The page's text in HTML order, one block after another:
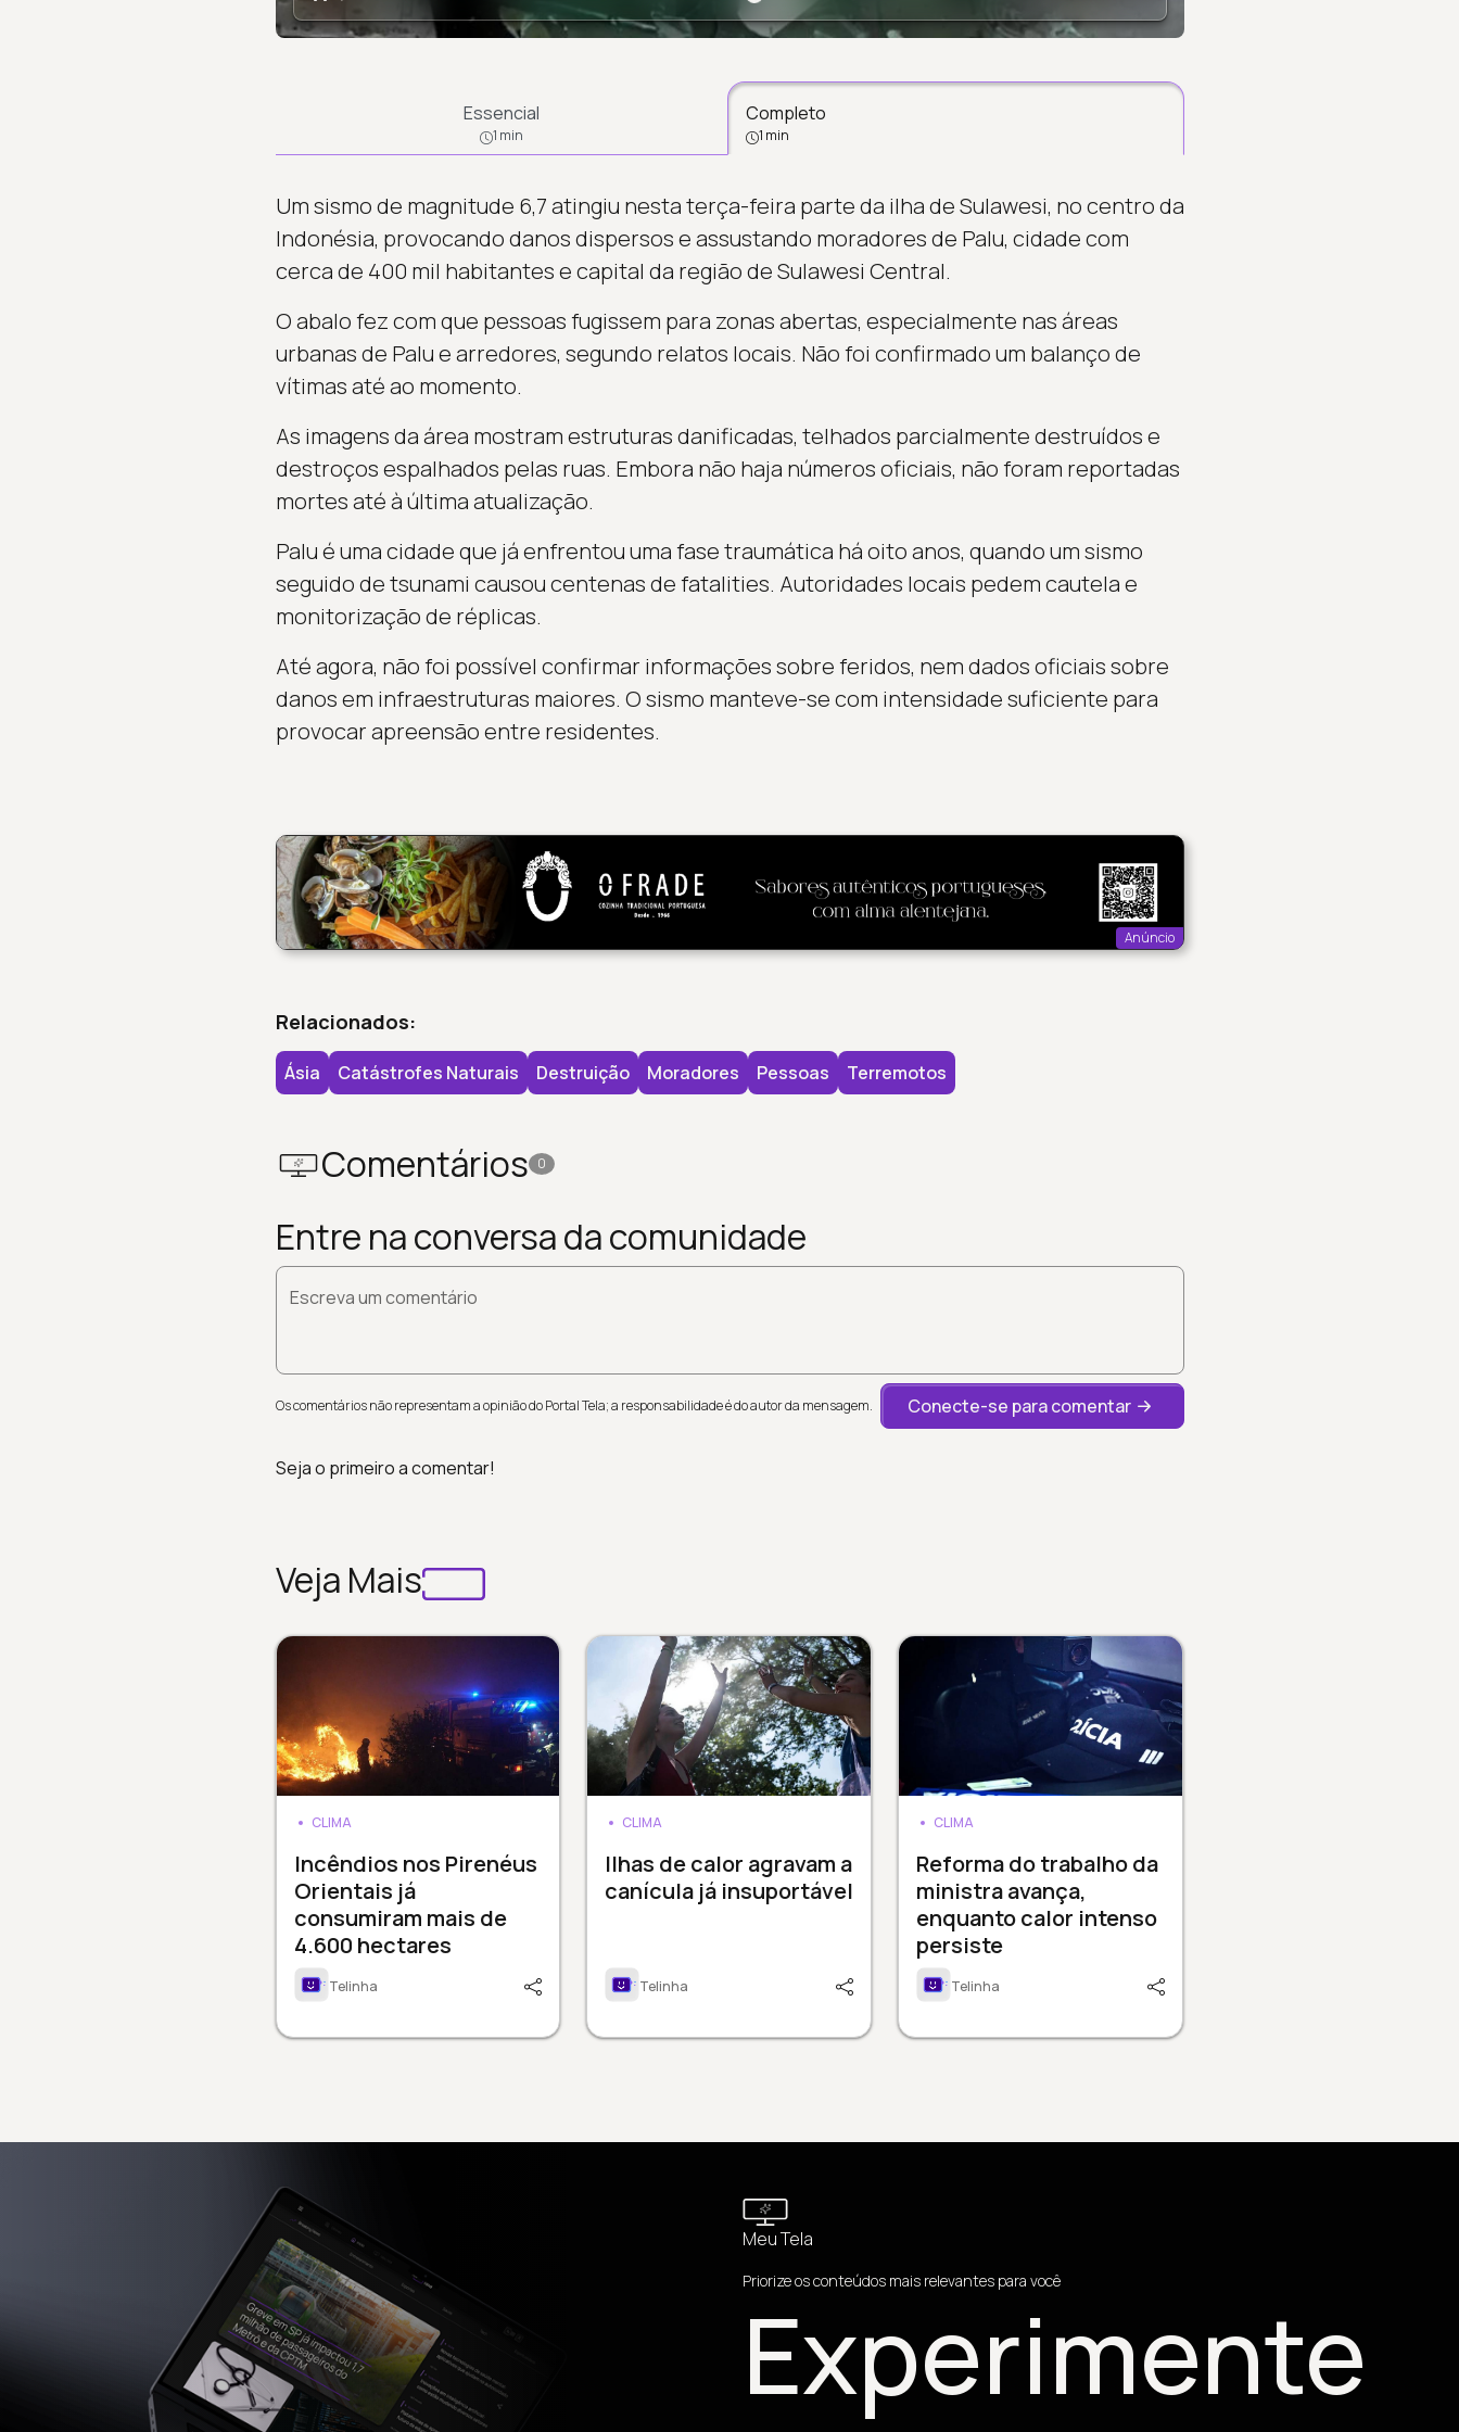
Essencial
1 min
Completo
1 min
Um sismo de magnitude 6,7 atingiu nesta terça-feira parte da ilha de Sulawesi, no centro da
Indonésia, provocando danos dispersos e assustando moradores de Palu, cidade com
cerca de 400 mil habitantes e capital da região de Sulawesi Central.
O abalo fez com que pessoas fugissem para zonas abertas, especialmente nas áreas
urbanas de Palu e arredores, segundo relatos locais. Não foi confirmado um balanço de
vítimas até ao momento.
As imagens da área mostram estruturas danificadas, telhados parcialmente destruídos e
destroços espalhados pelas ruas. Embora não haja números oficiais, não foram reportadas
mortes até à última atualização.
Palu é uma cidade que já enfrentou uma fase traumática há oito anos, quando um sismo
seguido de tsunami causou centenas de fatalities. Autoridades locais pedem cautela e
monitorização de réplicas.
Até agora, não foi possível confirmar informações sobre feridos, nem dados oficiais sobre
danos em infraestruturas maiores. O sismo manteve-se com intensidade suficiente para
provocar apreensão entre residentes.
Anúncio
Relacionados:
Ásia Catástrofes Naturais Destruição Moradores Pessoas Terremotos
Comentários 0
Entre na conversa da comunidade
Escreva um comentário
Os comentários não representam a opinião do Portal Tela; a responsabilidade é do autor da mensagem. Conecte-se para comentar
Seja o primeiro a comentar!
Veja Mais
CLIMA
Incêndios nos Pirenéus
Orientais já
consumiram mais de
4.600 hectares
Telinha
CLIMA
Ilhas de calor agravam a
canícula já insuportável
Telinha
CLIMA
Reforma do trabalho da
ministra avança,
enquanto calor intenso
persiste
Telinha
Meu Tela
Priorize os conteúdos mais relevantes para você
Experimente